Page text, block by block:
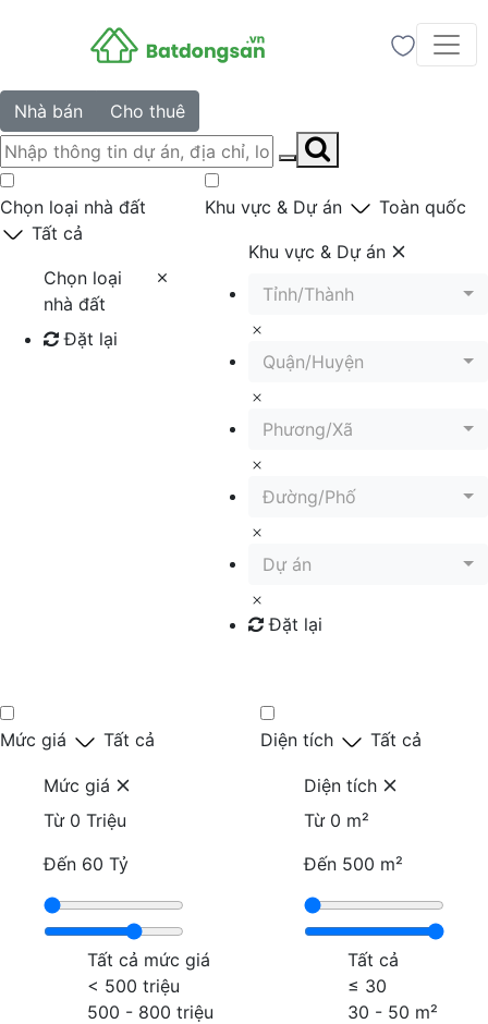
Nhà bán Cho thuê
Chọn loại nhà đất
Tất cả
Chọn loại
nhà đất
Đặt lại
Khu vực & Dự án Toàn quốc
Khu vực & Dự án
Tỉnh/Thành
Quận/Huyện
Phương/Xã
Đường/Phố
Dự án
Đặt lại
Mức giá Tất cả
Mức giá
Từ 0 Triệu
Đến 60 Tỷ
Tất cả mức giá
< 500 triệu
500 - 800 triệu
Diện tích Tất cả
Diện tích
Từ 0 m²
Đến 500 m²
Tất cả
≤ 30
30 - 50 m²